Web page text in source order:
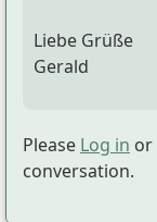
Liebe Grüße
Gerald
Please Log in or
conversation.